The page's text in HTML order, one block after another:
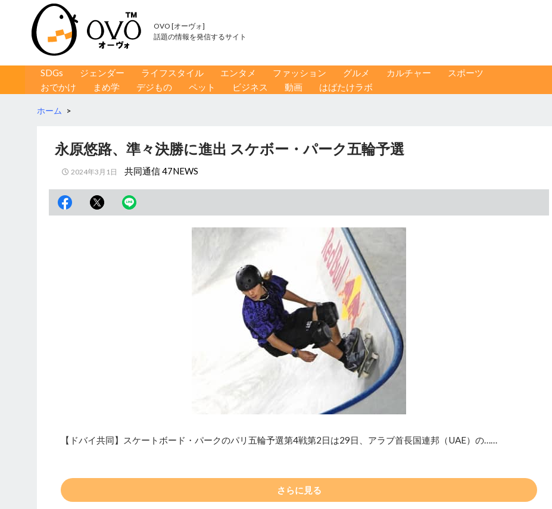
OVO [オーヴォ]
話題の情報を発信するサイト
コンテンツへ移動
SDGs ジェンダー ライフスタイル エンタメ ファッション グルメ カルチャー
スポーツ
おでかけ
まめ学 デジもの ペット ビジネス 動画 はばたけラボ
ホーム >
永原悠路、準々決勝に進出 スケボー・パーク五輪予選
2024年3月1日 共同通信 47NEWS
【ドバイ共同】スケートボード・パークのパリ五輪予選第4戦第2日は29日、アラブ首長国連邦（UAE）の……
さらに見る